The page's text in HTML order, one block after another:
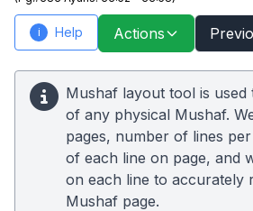
i Help Actions
Mushaf layout tool is
of any physical Mushaf.
pages, number of lines
of each line on page, and
on each line to accurately
Mushaf page.